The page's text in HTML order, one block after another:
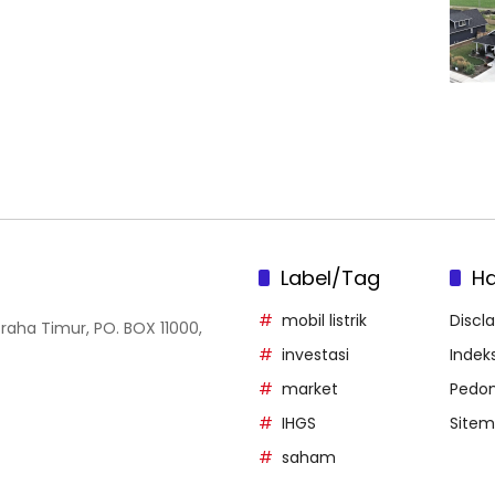
Timur, PO. BOX 11000,
Label/Tag
mobil listrik
investasi
market
IHGS
saham